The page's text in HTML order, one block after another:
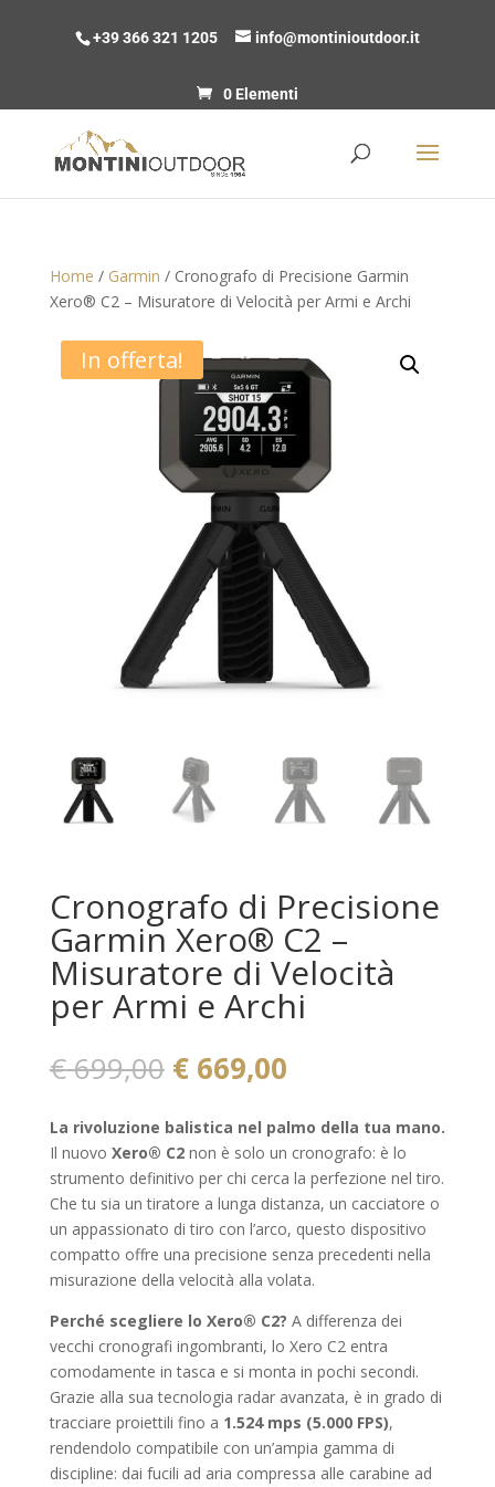
+39 366 321 1205 info@montinioutdoor.it
0 Elementi
Home / Garmin / Cronografo di Precisione Garmin
Xero® C2 – Misuratore di Velocità per Armi e Archi
In offerta!
Cronografo di Precisione
Garmin Xero® C2 –
Misuratore di Velocità
per Armi e Archi
€699,00 Il
prezzo
originale
era:
€ 699,00.
€669,00Il
attuale
è:
€ 669,00.
La rivoluzione balistica nel palmo della tua mano.
Il nuovo Xero® C2non è solo un cronografo: è lo
strumento definitivo per chi cerca la perfezione nel tiro.
Che tu sia un tiratore a lunga distanza, un cacciatore o
un appassionato di tiro con l’arco, questo dispositivo
compatto offre una precisione senza precedenti nella
misurazione della velocità alla volata.
Perché scegliere lo Xero® C2? A differenza dei
vecchi cronografi ingombranti, lo Xero C2 entra
comodamente in tasca e si monta in pochi secondi.
Grazie alla sua tecnologia radar avanzata, è in grado di
tracciare proiettili fino a 1.524 mps (5.000 FPS),
rendendolo compatibile con un’ampia gamma di
discipline: dai fucili ad aria compressa alle carabine ad